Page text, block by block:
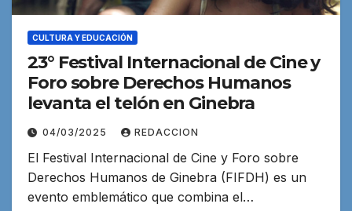
CULTURA Y EDUCACIÓN
23° Festival Internacional de Cine y
Foro sobre Derechos Humanos
levanta el telón en Ginebra
04/03/2025 REDACCION
El Festival Internacional de Cine y Foro sobre
Derechos Humanos de Ginebra (FIFDH) es un
evento emblemático que combina el…